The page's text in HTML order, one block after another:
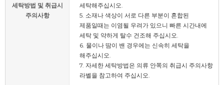
세탁방법 및 취급시
주의사항
세탁해주십시오.
5. 소재나 색상이 서로 다른 부분이 혼합된
제품일때는 이염될 우려가 있으니 빠른 시간내에
세탁 및 약하게 탈수 건조해 주십시오.
6. 물이나 땀이 밴 경우에는 신속히 세탁을
해주십시오.
7. 자세한 세탁방법은 의류 안쪽의 취급시 주의사항
라벨을 참고하여 주십시오.